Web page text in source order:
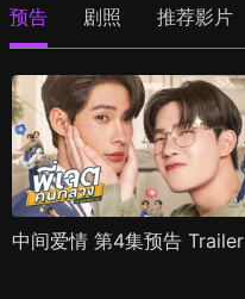
预告 剧照 推荐影片
中间爱情 第4集预告 Trailer